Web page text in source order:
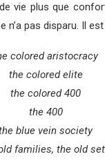
vie plus que
pas disparu. Il
colored aristocracy
the colored elite
the colored 400
the 400
blue vein society
families, the old